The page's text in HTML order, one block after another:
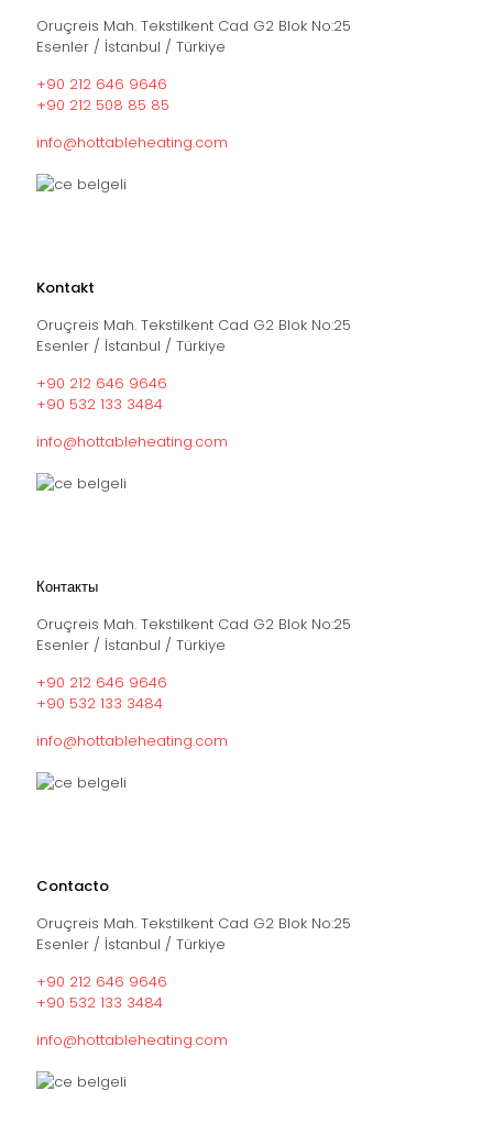
Oruçreis Mah. Tekstilkent Cad G2 Blok No:25
Esenler / İstanbul / Türkiye
+90 212 646 9646
+90 212 508 85 85
info@hottableheating.com
Kontakt
Oruçreis Mah. Tekstilkent Cad G2 Blok No:25
Esenler / İstanbul / Türkiye
+90 212 646 9646
+90 532 133 3484
info@hottableheating.com
Контакты
Oruçreis Mah. Tekstilkent Cad G2 Blok No:25
Esenler / İstanbul / Türkiye
+90 212 646 9646
+90 532 133 3484
info@hottableheating.com
Contacto
Oruçreis Mah. Tekstilkent Cad G2 Blok No:25
Esenler / İstanbul / Türkiye
+90 212 646 9646
+90 532 133 3484
info@hottableheating.com